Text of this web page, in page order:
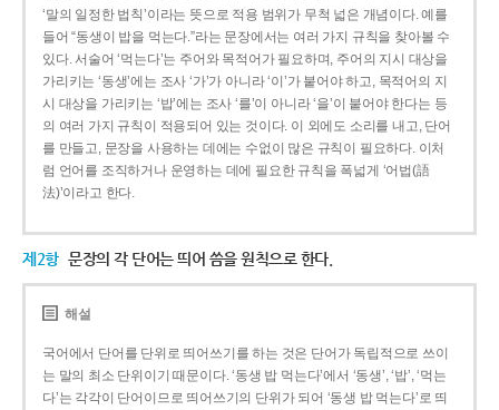
‘말의 일정한 법칙’이라는 뜻으로 적용 범위가 무척 넓은 개념이다. 예를
들어 “동생이 밥을 먹는다.”라는 문장에서는 여러 가지 규칙을 찾아볼 수
있다. 서술어 ‘먹는다’는 주어와 목적어가 필요하며, 주어의 지시 대상을
가리키는 ‘동생’에는 조사 ‘가’가 아니라 ‘이’가 붙어야 하고, 목적어의 지
시 대상을 가리키는 ‘밥’에는 조사 ‘를’이 아니라 ‘을’이 붙어야 한다는 등
의 여러 가지 규칙이 적용되어 있는 것이다. 이 외에도 소리를 내고, 단어
를 만들고, 문장을 사용하는 데에는 수없이 많은 규칙이 필요하다. 이처
럼 언어를 조직하거나 운영하는 데에 필요한 규칙을 폭넓게 ‘어법(語
法)’이라고 한다.
제2항 문장의 각 단어는 띄어 씀을 원칙으로 한다.
해설
국어에서 단어를 단위로 띄어쓰기를 하는 것은 단어가 독립적으로 쓰이
는 말의 최소 단위이기 때문이다. ‘동생 밥 먹는다’에서 ‘동생’, ‘밥’, ‘먹는
다’는 각각이 단어이므로 띄어쓰기의 단위가 되어 ‘동생 밥 먹는다’로 띄